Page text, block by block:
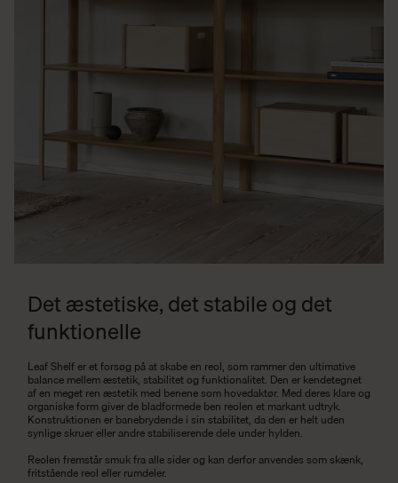
Det æstetiske, det stabile og det
funktionelle
Leaf Shelf er et forsøg på at skabe en reol, som rammer den ultimative
balance mellem æstetik, stabilitet og funktionalitet. Den er kendetegnet
af en meget ren æstetik med benene som hovedaktør. Med deres klare og
organiske form giver de bladformede ben reolen et markant udtryk.
Konstruktionen er banebrydende i sin stabilitet, da den er helt uden
synlige skruer eller andre stabiliserende dele under hylden.
Reolen fremstår smuk fra alle sider og kan derfor anvendes som skænk,
fritstående reol eller rumdeler.